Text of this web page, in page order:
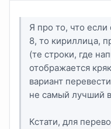
Я про то, что
8, то кириллица,
(те строки, где
отображается
вариант
не самый лучший
Кстати, для